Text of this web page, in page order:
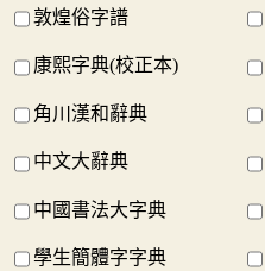
敦煌俗字譜
康熙字典(校正本)
角川漢和辭典
中文大辭典
中國書法大字典
學生簡體字字典